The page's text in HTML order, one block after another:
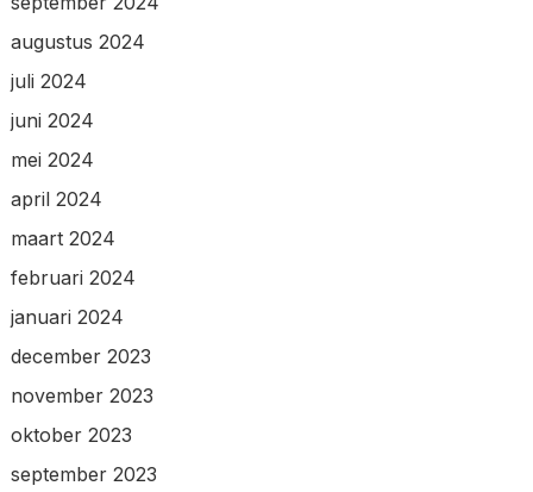
augustus 2024
juli 2024
juni 2024
mei 2024
april 2024
maart 2024
februari 2024
januari 2024
december 2023
november 2023
oktober 2023
september 2023